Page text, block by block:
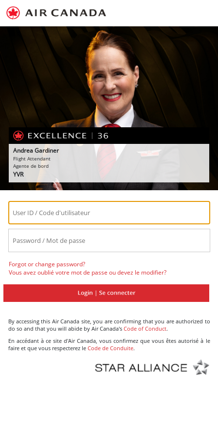
Forgot or change password?
Vous avez oublié votre mot de passe ou devez le modifier?
By accessing this Air Canada site, you are confirming that you are authorized to
do so and that you will abide by Air Canada's Code of Conduct.
En accédant à ce site d'Air Canada, vous confirmez que vous êtes autorisé à le
faire et que vous respecterez le Code de Conduite.
Andrea Gardiner
Flight Attendant
Agente de bord
YVR